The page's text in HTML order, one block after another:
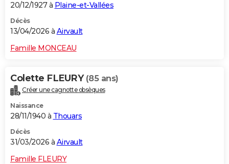
20/12/1927 à Plaine-et-Vallées
Décès
13/04/2026 à Airvault
Famille MONCEAU
Colette FLEURY (85 ans)
Créer une cagnotte obsèques
Naissance
28/11/1940 à Thouars
Décès
31/03/2026 à Airvault
Famille FLEURY